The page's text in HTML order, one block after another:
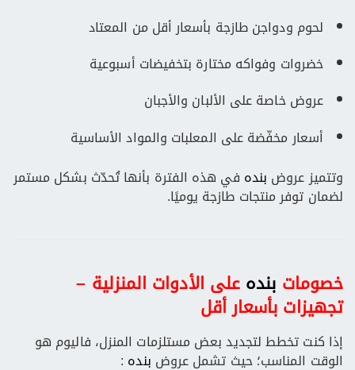
لحوم ودواجن طازجة بأسعار أقل من المعتاد
خضروات وفواكه مختارة بتخفيضات أسبوعية
عروض خاصة على الألبان والأجبان
أسعار مخفّضة على المعلبات والمواد الأساسية
وتتميز عروض بنده في هذه الفترة بأنها تُحدّث بشكل مستمر
لضمان توفر منتجات طازجة يوميًا.
خصومات بنده على الأدوات المنزلية –
تجهيزات بأسعار أقل
إذا كنت تخطط لتجديد بعض مستلزمات المنزل، فاليوم هو
الوقت المناسب؛ حيث تشمل عروض بنده :